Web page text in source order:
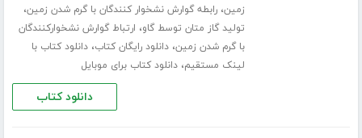
زمین،رابطه گوارش نشخوار کنندگان با گرم شدن زمین،
تولید گاز متان توسط گاو، ارتباط گوارش نشخوارکنندگان
با گرم شدن زمین،دانلود رایگان کتاب،دانلود کتاب با
لینک مستقیم،دانلود کتاب برای موبایل
دانلود کتاب